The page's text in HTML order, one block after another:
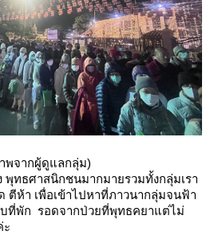
พจากผู้ดูแลกลุ่ม)
พุทธศาสนิกชนมากมายรวมทั้งกลุ่มเรา
ตีห้า เพื่อเข้าไปหาที่ภาวนากลุ่มจนฟ้า
บที่พัก รอดจากป่วยที่พุทธคยาแต่ไม่
ะ